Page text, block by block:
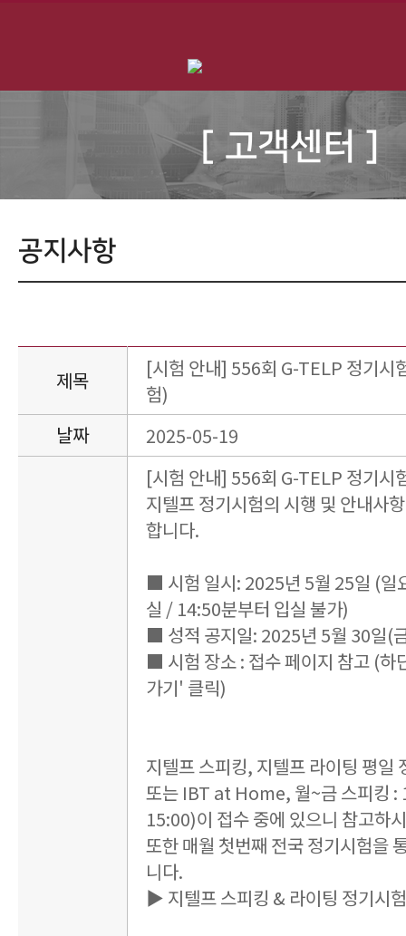
[ 고객센터 ]
공지사항
제목
[시험 안내] 556회 G-TELP 정기
험)
날짜
2025-05-19
[시험 안내] 556회 G-TELP 정기시
지텔프 정기시험의 시행 및 안내사
합니다.
■ 시험 일시: 2025년 5월 25일 (일
실 / 14:50분부터 입실 불가)
■ 성적 공지일: 2025년 5월 30일(
■ 시험 장소 : 접수 페이지 참고 (하
가기' 클릭)
지텔프 스피킹, 지텔프 라이팅 평일
또는 IBT at Home, 월~금 스피킹 :
15:00)이 접수 중에 있으니 참고하
또한 매월 첫번째 전국 정기시험을
니다.
▶ 지텔프 스피킹 & 라이팅 정기시